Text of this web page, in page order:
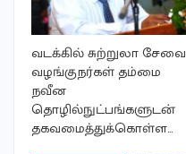
வடக்கில் சுற்றுலா சேவை
வழங்குநர்கள் தம்மை
நவீன
தொழில்நுட்பங்களுடன்
தகவமைத்துக்கொள்ள…